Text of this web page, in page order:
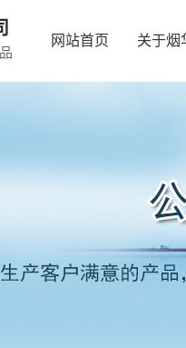
网站首页 关于烟